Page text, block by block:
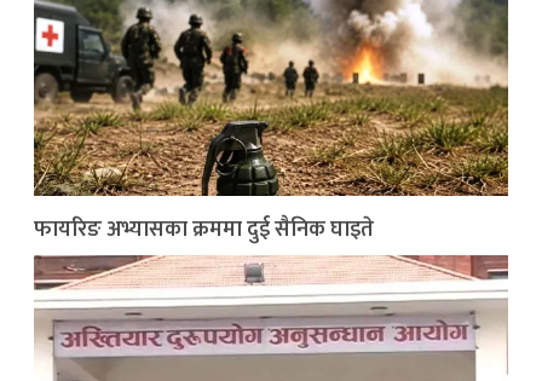
फायरिङ अभ्यासका क्रममा दुई सैनिक घाइते